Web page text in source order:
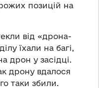
позицій на
від «дрона-
їхали на багі,
дрон у засідці.
дрону вдалося
таки збили.